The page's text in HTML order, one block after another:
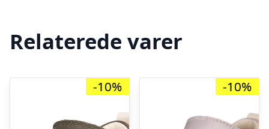
Relaterede varer
-10% -10%